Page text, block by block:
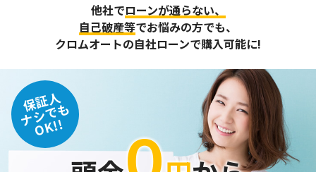
他社でローンが通らない、
自己破産等でお悩みの方でも、
クロムオートの自社ローンで購入可能に!
保証人
ナシでも
OK!!